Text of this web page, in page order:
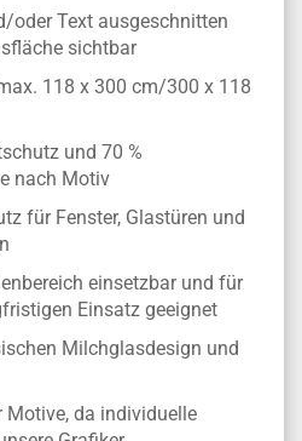
oder Text ausgeschnitten
sichtbar
118 x 300 cm/300 x 118
und 70 %
nach Motiv
für Fenster, Glastüren und
einsetzbar und für
Einsatz geeignet
Milchglasdesign und
Motive, da individuelle